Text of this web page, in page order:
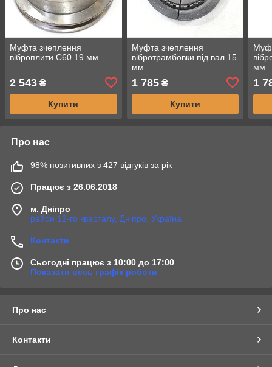
Муфта зчеплення
віброплити С60 19 мм
2 543 ₴
Купити
Муфта зчеплення
вібротрамбовки під вал 15
мм
1 785₴
Купити
мм
1
Про нас
98% позитивних з 427 відгуків за рік
Працює з 26.06.2018
м. Дніпро
район 12-го кварталу, Дніпро, Україна
Контакти
Сьогодні працює з 10:00 до 17:00
Показати весь графік роботи
Про нас
Контакти